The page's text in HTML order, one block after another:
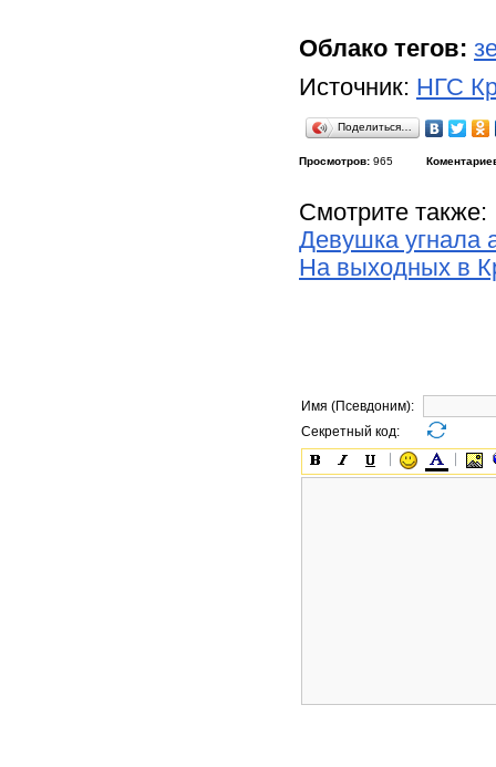
Облако тегов:
Источник: НГС
Поделиться…
Просмотров: 965
Смотрите также:
Девушка угнала
На выходных в
Имя (Псевдоним):
Секретный код: